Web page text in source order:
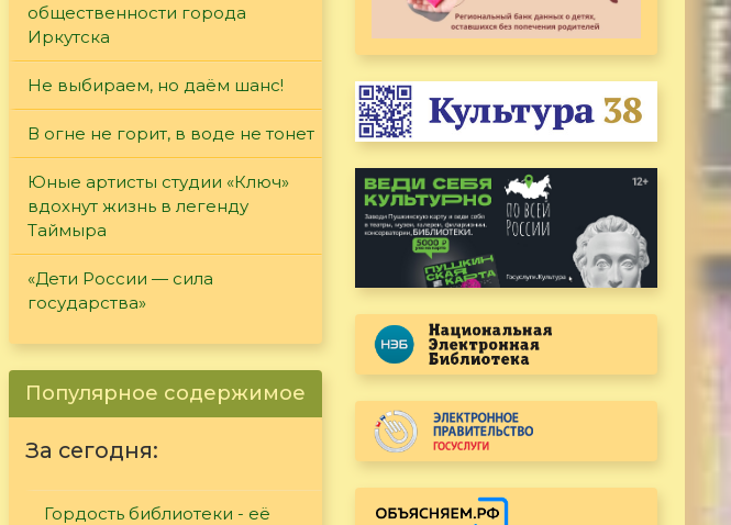
общественности города
Иркутска
Не выбираем, но даём шанс!
В огне не горит, в воде не тонет
Юные артисты студии «Ключ»
вдохнут жизнь в легенду
Таймыра
«Дети России — сила
государства»
Популярное содержимое
За сегодня:
Гордость библиотеки - её